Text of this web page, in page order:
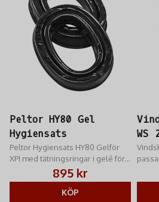
Peltor HY80 Gel
Hygiensats
Peltor Hygiensats HY80 Gelför
XPI med tätningsringar i gelé för
suverän komfort och
ljuddämpning
895 kr
KÖP
WS